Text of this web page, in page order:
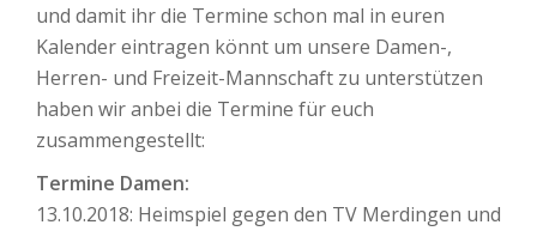
und damit ihr die Termine schon mal in euren
Kalender eintragen könnt um unsere Damen-,
Herren- und Freizeit-Mannschaft zu unterstützen
haben wir anbei die Termine für euch
zusammengestellt:
Termine Damen:
13.10.2018: Heimspiel gegen den TV Merdingen und